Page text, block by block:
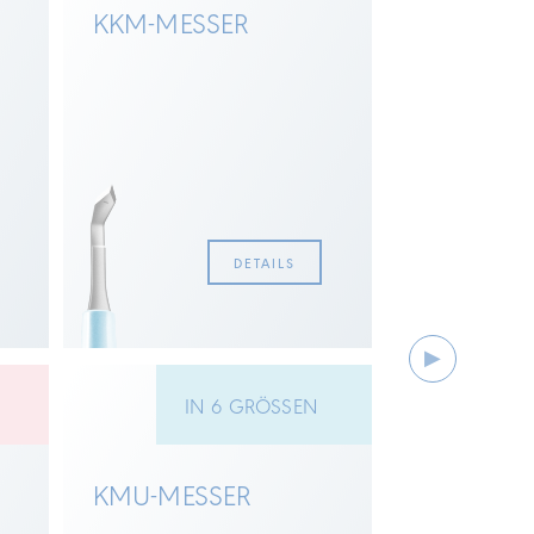
KKM-MESSER
DETAILS
IN 6 GRÖSSEN
KMU-MESSER